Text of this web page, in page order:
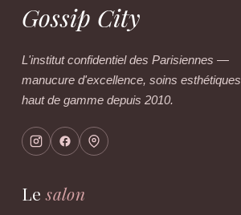
Gossip City
L'institut confidentiel des Parisiennes —
manucure d'excellence, soins esthétiques
haut de gamme depuis 2010.
Lesalon